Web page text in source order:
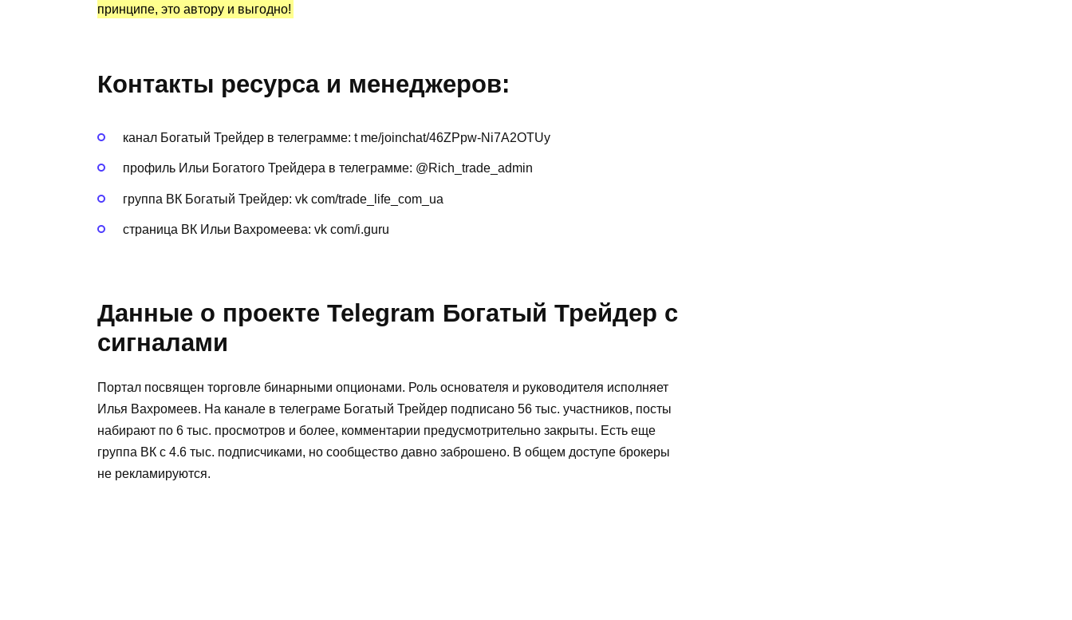
принципе, это автору и выгодно!
Контакты ресурса и менеджеров:
канал Богатый Трейдер в телеграмме: t me/joinchat/46ZPpw-Ni7A2OTUy
профиль Ильи Богатого Трейдера в телеграмме: @Rich_trade_admin
группа ВК Богатый Трейдер: vk com/trade_life_com_ua
страница ВК Ильи Вахромеева: vk com/i.guru
Данные о проекте Telegram Богатый Трейдер с
сигналами
Портал посвящен торговле бинарными опционами. Роль основателя и руководителя исполняет
Илья Вахромеев. На канале в телеграме Богатый Трейдер подписано 56 тыс. участников, посты
набирают по 6 тыс. просмотров и более, комментарии предусмотрительно закрыты. Есть еще
группа ВК с 4.6 тыс. подписчиками, но сообщество давно заброшено. В общем доступе брокеры
не рекламируются.